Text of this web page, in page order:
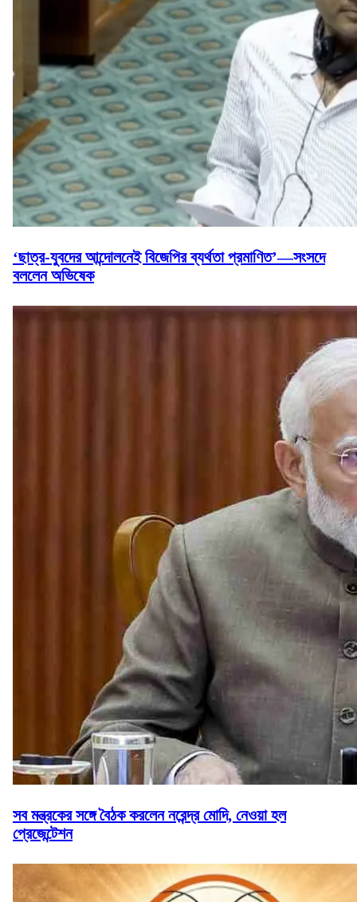
‘ছাত্র-যুবদের আন্দোলনেই বিজেপির ব্যর্থতা প্রমাণিত’—সংসদে
বললেন অভিষেক
সব মন্ত্রকের সঙ্গে বৈঠক করলেন নরেন্দ্র মোদি, নেওয়া হল
প্রেজেন্টেশন